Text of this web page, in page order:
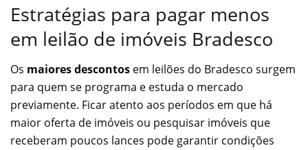
Estratégias para pagar menos
em leilão de imóveis Bradesco
Os maiores descontos em leilões do Bradesco surgem
para quem se programa e estuda o mercado
previamente. Ficar atento aos períodos em que há
maior oferta de imóveis ou pesquisar imóveis que
receberam poucos lances pode garantir condições